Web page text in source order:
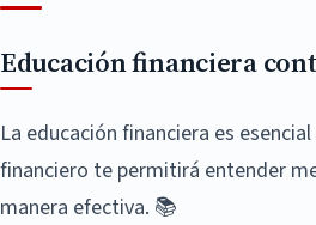
Educación financiera
La educación financiera es
financiero te permitirá entender
manera efectiva. 📚